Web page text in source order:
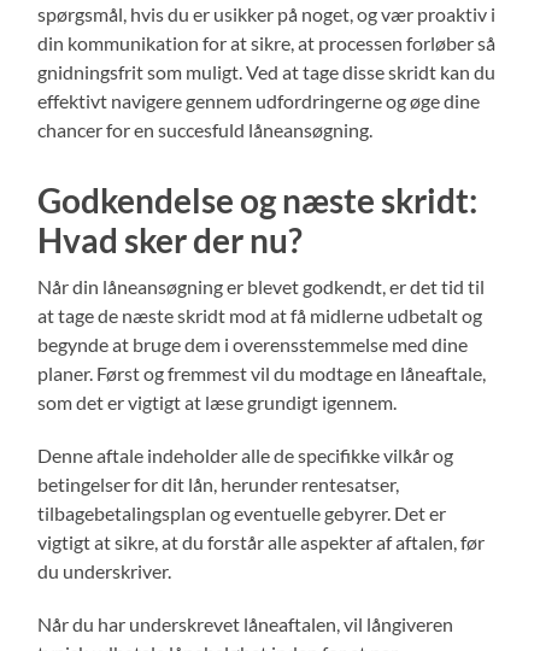
spørgsmål, hvis du er usikker på noget, og vær proaktiv i
din kommunikation for at sikre, at processen forløber så
gnidningsfrit som muligt. Ved at tage disse skridt kan du
effektivt navigere gennem udfordringerne og øge dine
chancer for en succesfuld låneansøgning.
Godkendelse og næste skridt:
Hvad sker der nu?
Når din låneansøgning er blevet godkendt, er det tid til
at tage de næste skridt mod at få midlerne udbetalt og
begynde at bruge dem i overensstemmelse med dine
planer. Først og fremmest vil du modtage en låneaftale,
som det er vigtigt at læse grundigt igennem.
Denne aftale indeholder alle de specifikke vilkår og
betingelser for dit lån, herunder rentesatser,
tilbagebetalingsplan og eventuelle gebyrer. Det er
vigtigt at sikre, at du forstår alle aspekter af aftalen, før
du underskriver.
Når du har underskrevet låneaftalen, vil långiveren